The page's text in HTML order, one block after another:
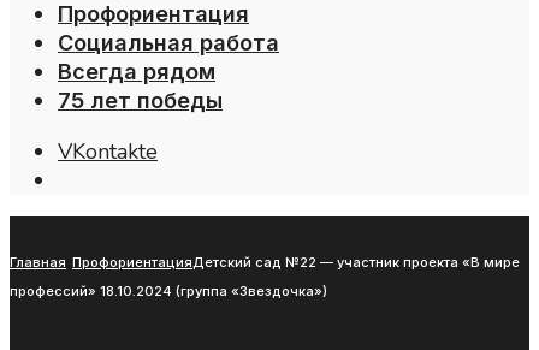
Профориентация
Социальная работа
Всегда рядом
75 лет победы
VKontakte
Главная ПрофориентацияДетский сад №22 — участник проекта «В мире
профессий» 18.10.2024 (группа «Звездочка»)